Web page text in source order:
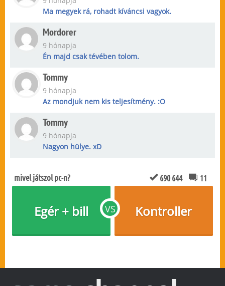
Ma megyek rá, rohadt kíváncsi vagyok.
Mordorer
9 hónapja
Én majd csak tévében tolom.
Tommy
9 hónapja
Az mondjuk nem kis teljesítmény. :O
Tommy
9 hónapja
Nagyon hülye. xD
mivel játszol pc-n? 690 644 11
VS
Egér + bill Kontroller